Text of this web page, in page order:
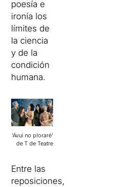
poesía e
ironía los
límites de
la ciencia
y de la
condición
humana.
‘Avui no ploraré’
de T de Teatre
Entre las
reposiciones,